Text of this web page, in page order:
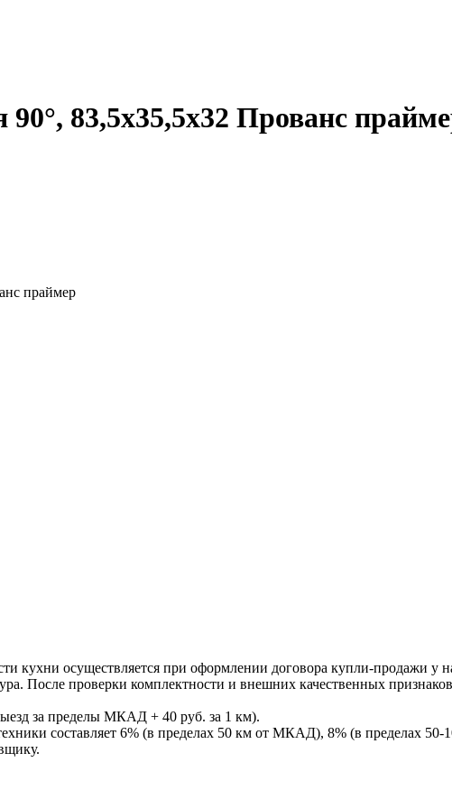
83,5х35,5х32 Прованс
праймер
кухни осуществляется при оформлении договора купли-продажи у
После проверки комплектности и внешних качественных
за пределы МКАД + 40 руб. за 1 км).
составляет 6% (в пределах 50 км от МКАД), 8% (в пределах